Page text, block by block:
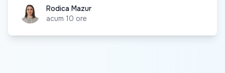
Rodica MazurRodica Mazur
acum 10 ore